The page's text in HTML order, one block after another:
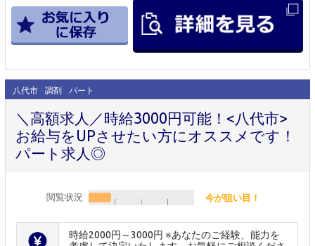
八代市 調剤 パート
＼高額求人／時給3000円可能！<八代市>
お給与をUPさせたい方にオススメです！
パート求人◎
閲覧状況 今が狙い目！
時給2000円～3000円 ※あなたのご経験、能力を